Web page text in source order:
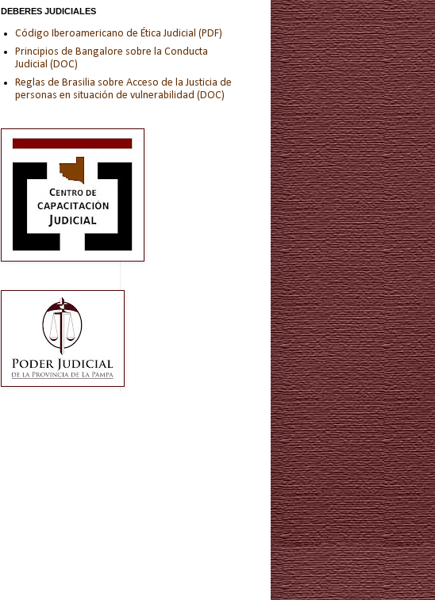
DEBERES JUDICIALES
Código Iberoamericano de Ética Judicial (PDF)
Principios de Bangalore sobre la Conducta
Judicial (DOC)
Reglas de Brasilia sobre Acceso de la Justicia de
personas en situación de vulnerabilidad (DOC)